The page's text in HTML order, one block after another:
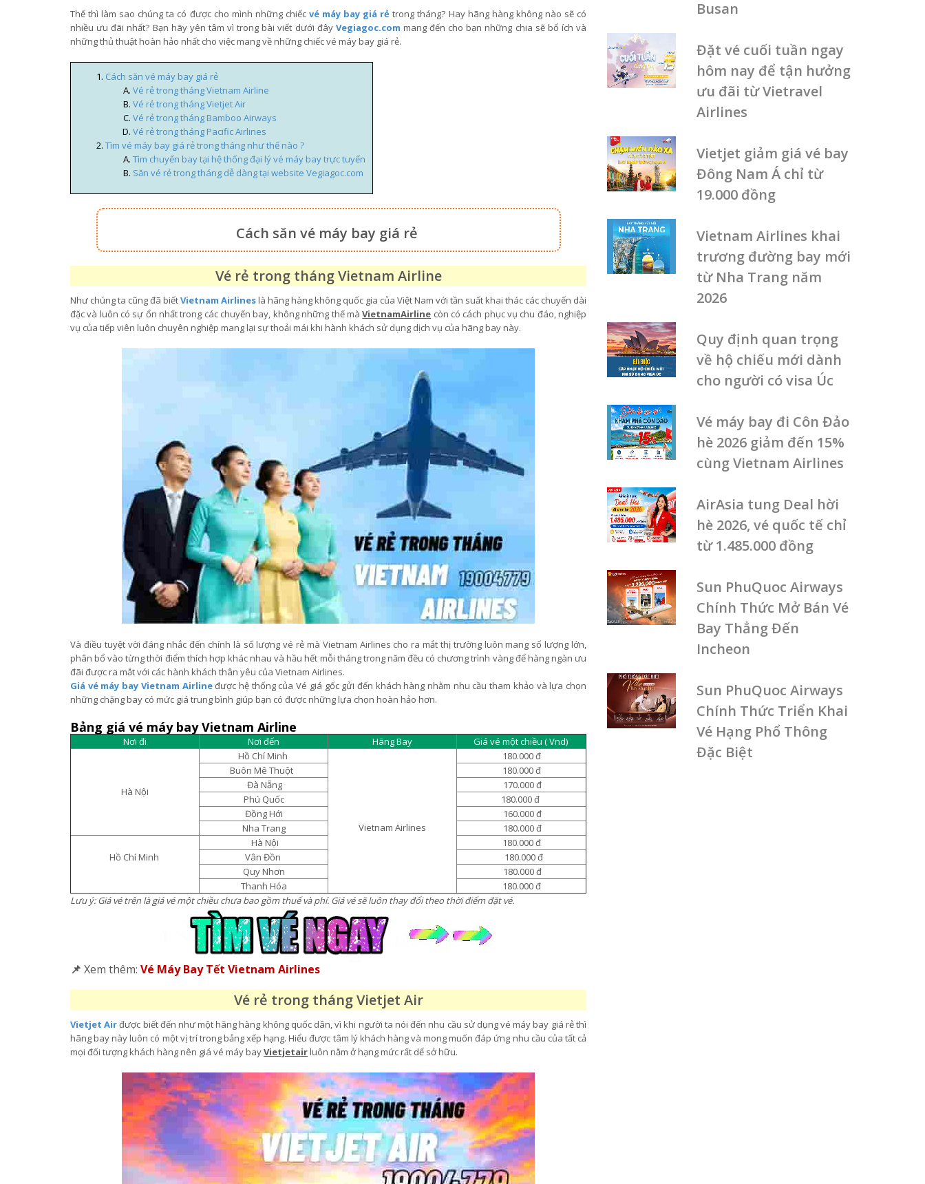
Thế thì làm sao chúng ta có được cho mình những chiếc vé máy bay giá rẻ trong tháng? Hay hãng hàng không nào sẽ có
nhiều ưu đãi nhất? Bạn hãy yên tâm vì trong bài viết dưới đây Vegiagoc.com mang đến cho bạn những chia sẽ bổ ích và
những thủ thuật hoàn hảo nhất cho việc mang về những chiếc vé máy bay giá rẻ.
Cách săn vé máy bay giá rẻ
Vé rẻ trong tháng Vietnam Airline
Vé rẻ trong tháng Vietjet Air
Vé rẻ trong tháng Bamboo Airways
Vé rẻ trong tháng Pacific Airlines
Tìm vé máy bay giá rẻ trong tháng như thế nào ?
Tìm chuyến bay tại hệ thống đại lý vé máy bay trực tuyến
Săn vé rẻ trong tháng dễ dàng tại website Vegiagoc.com
Cách săn vé máy bay giá rẻ
Vé rẻ trong tháng Vietnam Airline
Như chúng ta cũng đã biếtVietnam Airlineslà hãng hàng không quốc gia của Việt Nam với tần suất khai thác các chuyến dài
đặc và luôn có sự ổn nhất trong các chuyến bay, không những thế màVietnamAirline còn có cách phục vụ chu đáo, nghiệp
vụ của tiếp viên luôn chuyên nghiệp mang lại sự thoải mái khi hành khách sử dụng dịch vụ của hãng bay này.
Và điều tuyệt vời đáng nhắc đến chính là số lượng vé rẻ mà Vietnam Airlines cho ra mắt thị trường luôn mang số lượng lớn,
phân bổ vào từng thời điểm thích hợp khác nhau và hầu hết mỗi tháng trong năm đều có chương trình vàng để hàng ngàn ưu
đãi được ra mắt với các hành khách thân yêu của Vietnam Airlines.
Giá vé máy bay Vietnam Airlineđược hệ thống của Vé giá gốc gửi đến khách hàng nhằm nhu cầu tham khảo và lựa chọn
những chặng bay có mức giá trung bình giúp bạn có được những lựa chọn hoàn hảo hơn.
Bảng giá vé máy bay Vietnam Airline
Nơi đi Nơi đến Hãng Bay Giá vé một chiều ( Vnd)
Hà Nội
Hồ Chí Minh
Vietnam Airlines
180.000 đ
Buôn Mê Thuột
180.000 đ
Đà Nẵng
170.000 đ
Phú Quốc
180.000 đ
Đồng Hới
160.000 đ
Nha Trang
180.000 đ
Hồ Chí Minh
Hà Nội
180.000 đ
Vân Đồn
180.000 đ
Quy Nhơn
180.000 đ
Thanh Hóa
180.000 đ
Lưu ý: Giá vé trên là giá vé một chiều chưa bao gồm thuế và phí. Giá vé sẽ luôn thay đổi theo thời điểm đặt vé.
📌 Xem thêm: Vé Máy Bay Tết Vietnam Airlines
Vé rẻ trong tháng Vietjet Air
Vietjet Airđược biết đến như một hãng hàng không quốc dân, vì khi người ta nói đến nhu cầu sử dụng vé máy bay giá rẻ thì
hãng bay này luôn có một vị trí trong bảng xếp hạng. Hiểu được tâm lý khách hàng và mong muốn đáp ứng nhu cầu của tất cả
mọi đối tượng khách hàng nên giá vé máy bayVietjetairluôn nằm ở hạng mức rất dể sở hữu.
Busan
Đặt vé cuối tuần ngay
hôm nay để tận hưởng
ưu đãi từ Vietravel
Airlines
Vietjet giảm giá vé bay
Đông Nam Á chỉ từ
19.000 đồng
Vietnam Airlines khai
trương đường bay mới
từ Nha Trang năm
2026
Quy định quan trọng
về hộ chiếu mới dành
cho người có visa Úc
Vé máy bay đi Côn Đảo
hè 2026 giảm đến 15%
cùng Vietnam Airlines
AirAsia tung Deal hời
hè 2026, vé quốc tế chỉ
từ 1.485.000 đồng
Sun PhuQuoc Airways
Chính Thức Mở Bán Vé
Bay Thẳng Đến
Incheon
Sun PhuQuoc Airways
Chính Thức Triển Khai
Vé Hạng Phổ Thông
Đặc Biệt